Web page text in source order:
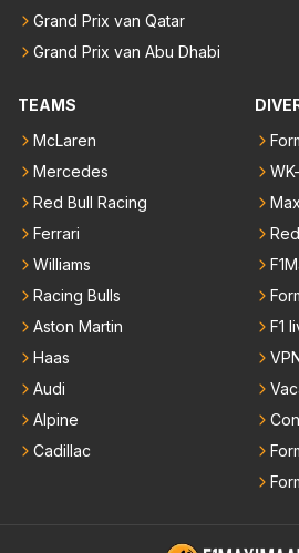
Grand Prix van Qatar
Grand Prix van Abu Dhabi
TEAMS
McLaren
Mercedes
Red Bull Racing
Ferrari
Williams
Racing Bulls
Aston Martin
Haas
Audi
Alpine
Cadillac
F1